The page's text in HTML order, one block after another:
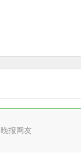
晚报网友